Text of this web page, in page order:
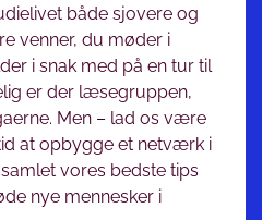
både sjovere og
venner, du møder i
i snak med på en tur til
er der læsegruppen,
Men – lad os være
at opbygge et netværk i
vores bedste tips
nye mennesker i